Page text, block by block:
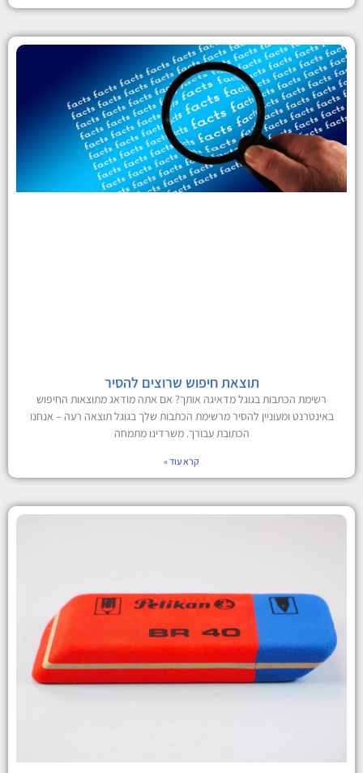
תוצאת חיפוש שרוצים להסיר
רשימת הכתבות בגוגל מדאיגה אותך? אם אתה מודאג מתוצאות החיפוש
באינטרנט ומעוניין להסיר מרשימת הכתבות שלך בגוגל תוצאה רעה – אנחנו
הכתובת עבורך. משרדינו מתמחה
קרא עוד »